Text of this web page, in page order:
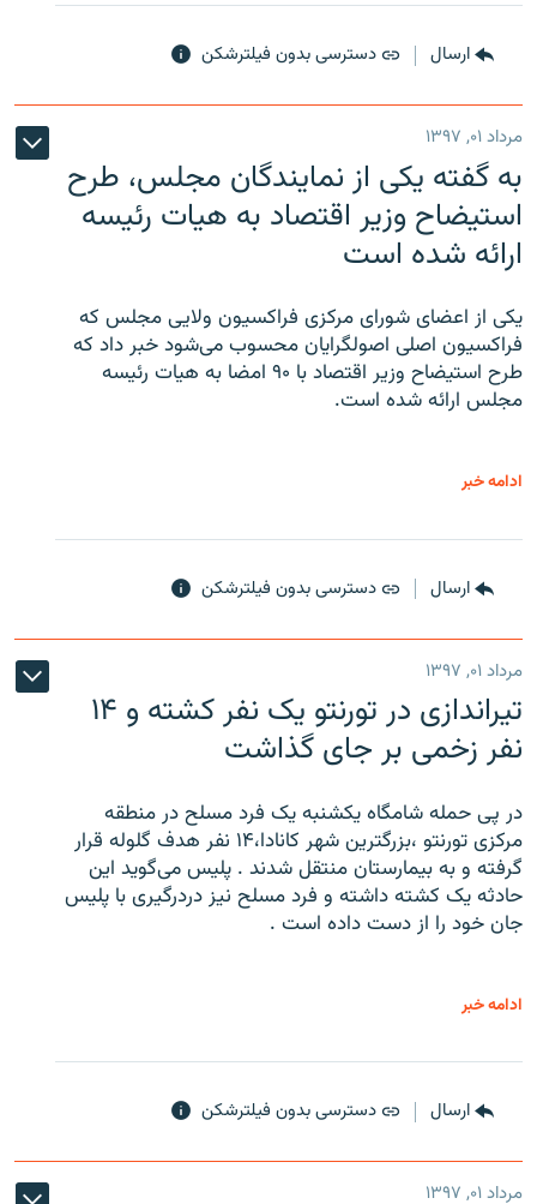
ارسال دسترسی بدون فیلترشکن
مرداد ۰۱, ۱۳۹۷
به گفته یکی از نمایندگان مجلس، طرح
استیضاح وزیر اقتصاد به هیات رئیسه
ارائه شده است
یکی از اعضای شورای مرکزی فراکسیون ولایی مجلس که
فراکسیون اصلی اصولگرایان محسوب می‌شود خبر داد که
طرح استیضاح وزیر اقتصاد با ۹۰ امضا به هیات رئیسه
مجلس ارائه شده است.
ادامه خبر
ارسال دسترسی بدون فیلترشکن
مرداد ۰۱, ۱۳۹۷
تیراندازی در تورنتو یک نفر کشته و ۱۴
نفر زخمی بر جای گذاشت
در پی حمله شامگاه یکشنبه یک فرد مسلح در منطقه
مرکزی تورنتو ،‌بزرگترین شهر کانادا،۱۴ نفر هدف گلوله قرار
گرفته و به بیمارستان منتقل شدند . پلیس می‌گوید این
حادثه یک کشته داشته و فرد مسلح نیز دردرگیری با پلیس
جان خود را از دست داده است .
ادامه خبر
ارسال دسترسی بدون فیلترشکن
مرداد ۰۱, ۱۳۹۷